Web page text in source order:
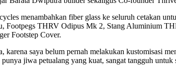
menambahkan fiber glass ke seluruh cetakan
Footpegs THRV Odipus Mk 2, Stang Aluminium
Footstep Cover.
saya belum pernah melakukan kustomisasi
jiwa petualang yang kuat, sangat tangguh